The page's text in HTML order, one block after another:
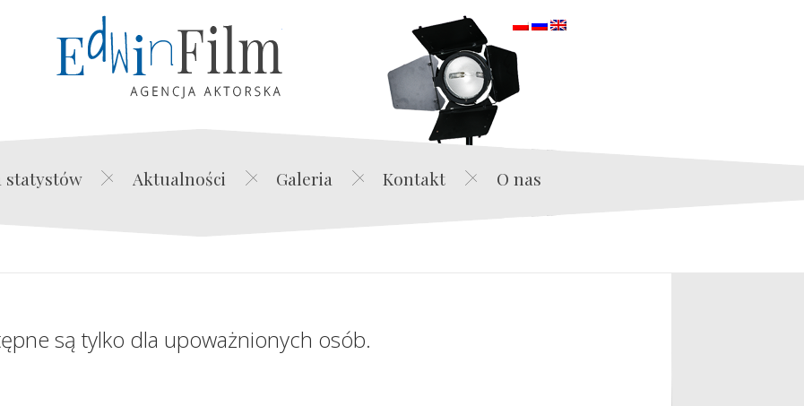
Edwin Film Agencja Aktorska
statystów Aktualności Galeria Kontakt O nas
są tylko dla upoważnionych osób.